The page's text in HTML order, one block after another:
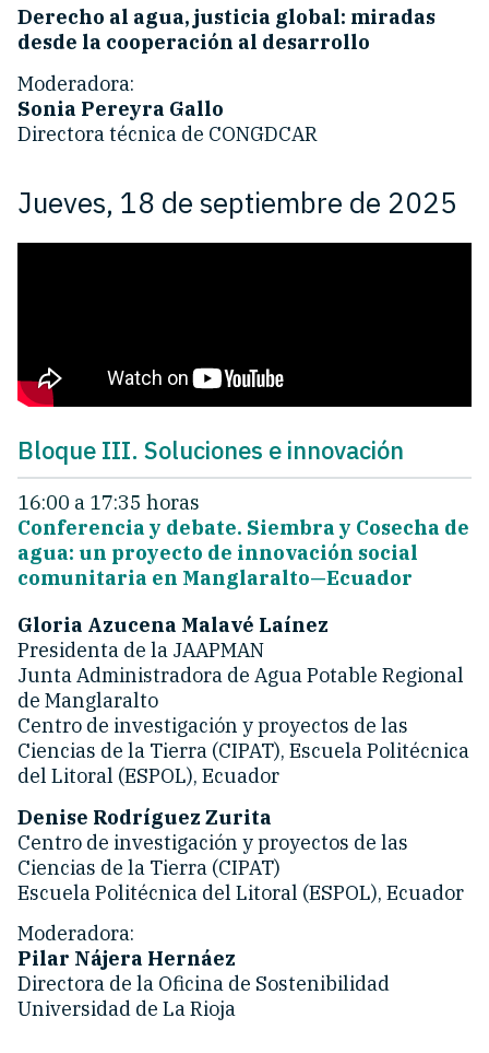
Derecho al agua, justicia global: miradas
desde la cooperación al desarrollo
Moderadora:
Sonia Pereyra Gallo
Directora técnica de CONGDCAR
Jueves, 18 de septiembre de 2025
Bloque III. Soluciones e innovación
16:00 a 17:35 horas
Conferencia y debate. Siembra y Cosecha de
agua: un proyecto de innovación social
comunitaria en Manglaralto—Ecuador
Gloria Azucena Malavé Laínez
Presidenta de la JAAPMAN
Junta Administradora de Agua Potable Regional
de Manglaralto
Centro de investigación y proyectos de las
Ciencias de la Tierra (CIPAT), Escuela Politécnica
del Litoral (ESPOL), Ecuador
Denise Rodríguez Zurita
Centro de investigación y proyectos de las
Ciencias de la Tierra (CIPAT)
Escuela Politécnica del Litoral (ESPOL), Ecuador
Moderadora:
Pilar Nájera Hernáez
Directora de la Oficina de Sostenibilidad
Universidad de La Rioja